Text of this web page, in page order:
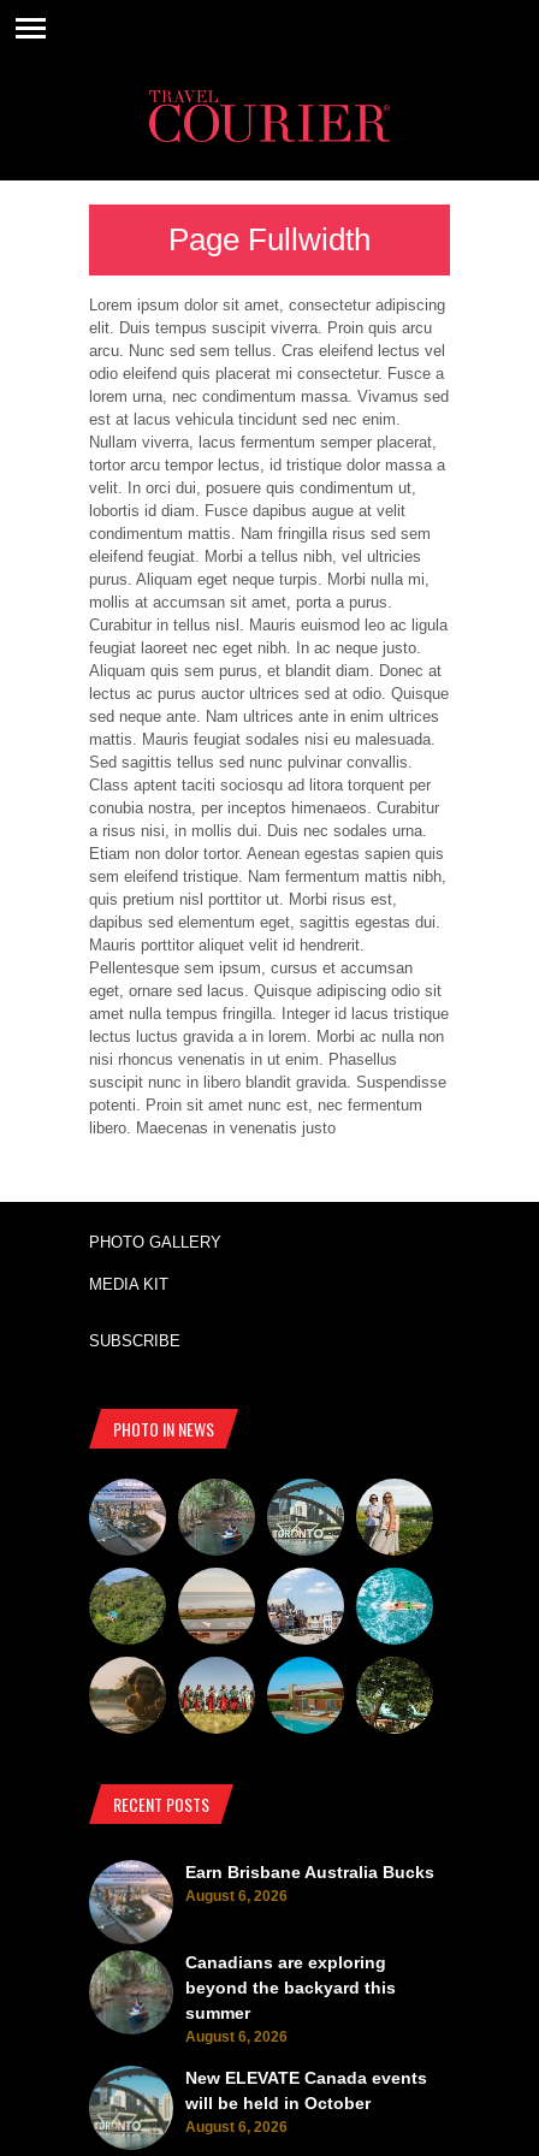
Page Fullwidth
Lorem ipsum dolor sit amet, consectetur adipiscing
elit. Duis tempus suscipit viverra. Proin quis arcu
arcu. Nunc sed sem tellus. Cras eleifend lectus vel
odio eleifend quis placerat mi consectetur. Fusce a
lorem urna, nec condimentum massa. Vivamus sed
est at lacus vehicula tincidunt sed nec enim.
Nullam viverra, lacus fermentum semper placerat,
tortor arcu tempor lectus, id tristique dolor massa a
velit. In orci dui, posuere quis condimentum ut,
lobortis id diam. Fusce dapibus augue at velit
condimentum mattis. Nam fringilla risus sed sem
eleifend feugiat. Morbi a tellus nibh, vel ultricies
purus. Aliquam eget neque turpis. Morbi nulla mi,
mollis at accumsan sit amet, porta a purus.
Curabitur in tellus nisl. Mauris euismod leo ac ligula
feugiat laoreet nec eget nibh. In ac neque justo.
Aliquam quis sem purus, et blandit diam. Donec at
lectus ac purus auctor ultrices sed at odio. Quisque
sed neque ante. Nam ultrices ante in enim ultrices
mattis. Mauris feugiat sodales nisi eu malesuada.
Sed sagittis tellus sed nunc pulvinar convallis.
Class aptent taciti sociosqu ad litora torquent per
conubia nostra, per inceptos himenaeos. Curabitur
a risus nisi, in mollis dui. Duis nec sodales urna.
Etiam non dolor tortor. Aenean egestas sapien quis
sem eleifend tristique. Nam fermentum mattis nibh,
quis pretium nisl porttitor ut. Morbi risus est,
dapibus sed elementum eget, sagittis egestas dui.
Mauris porttitor aliquet velit id hendrerit.
Pellentesque sem ipsum, cursus et accumsan
eget, ornare sed lacus. Quisque adipiscing odio sit
amet nulla tempus fringilla. Integer id lacus tristique
lectus luctus gravida a in lorem. Morbi ac nulla non
nisi rhoncus venenatis in ut enim. Phasellus
suscipit nunc in libero blandit gravida. Suspendisse
potenti. Proin sit amet nunc est, nec fermentum
libero. Maecenas in venenatis justo
PHOTO GALLERY
MEDIA KIT
SUBSCRIBE
PHOTO IN NEWS
RECENT POSTS
Earn Brisbane Australia Bucks
August 6, 2026
Canadians are exploring
beyond the backyard this
summer
August 6, 2026
New ELEVATE Canada events
will be held in October
August 6, 2026